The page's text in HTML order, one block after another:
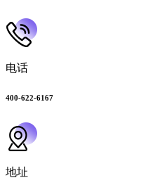
电话
400-622-6167
地址